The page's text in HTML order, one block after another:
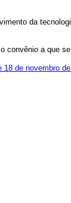
da
o convênio a
18 de novembro